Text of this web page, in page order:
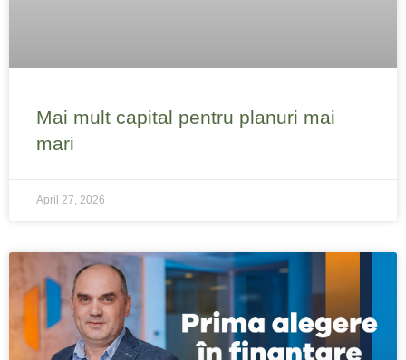
Mai mult capital pentru planuri mai
mari
April 27, 2026